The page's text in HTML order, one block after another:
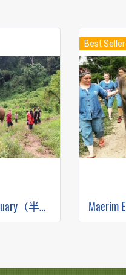
Toto's Elephant Santuary（半天早上）
Best Seller